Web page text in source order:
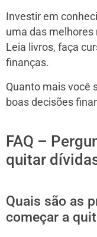
Investir em
uma das melhores
Leia livros, faça
finanças.
Quanto mais você
boas decisões
FAQ –
quitar
Quais são as
começar a